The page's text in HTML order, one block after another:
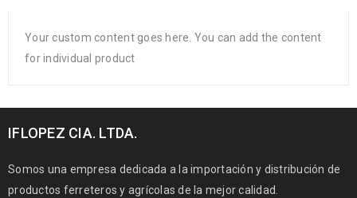
Your custom content goes here. You can add the content
for individual product
IFLOPEZ CIA. LTDA.
Somos una empresa dedicada a la importación y distribución de
productos ferreteros y agrícolas de la mejor calidad.